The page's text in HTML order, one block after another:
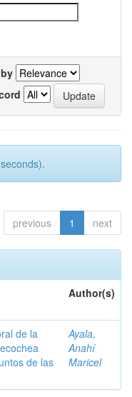
previous 1 next
Author(s)
de la
de las
Ayala,
Anahí
Maricel